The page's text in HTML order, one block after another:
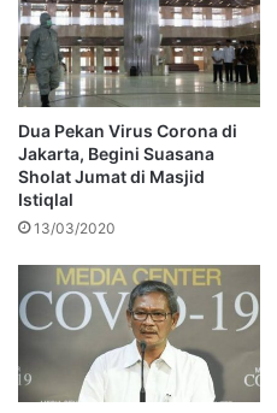
Dua Pekan Virus Corona di
Jakarta, Begini Suasana
Sholat Jumat di Masjid
Istiqlal
13/03/2020